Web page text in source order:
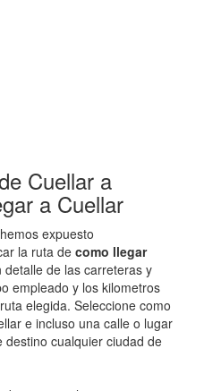
Cuellar a
a Cuellar
expuesto
la ruta de como llegar
de las carreteras y
empleado y los kilometros
elegida. Seleccione como
e incluso una calle o lugar
cualquier ciudad de